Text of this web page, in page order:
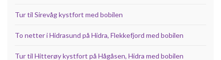
Tur til Sirevåg kystfort med bobilen
To netter i Hidrasund på Hidra, Flekkefjord med bobilen
Tur til Hitterøy kystfort på Hågåsen, Hidra med bobilen